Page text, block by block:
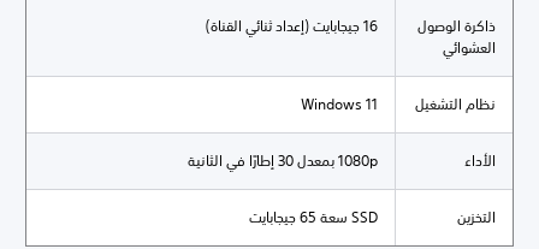
ذاكرة الوصول
العشوائي
16 جيجابايت (إعداد ثنائي القناة)
نظام التشغيل Windows 11
الأداء 1080p بمعدل 30 إطارًا في الثانية
التخزين SSD سعة 65 جيجابايت